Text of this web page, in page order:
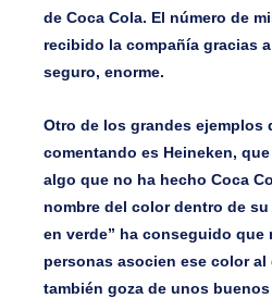
de Coca Cola. El número de
recibido la compañía gracias
seguro, enorme.
Otro de los grandes ejemplos
comentando es Heineken,
algo que no ha hecho Coca
nombre del color dentro de
en verde” ha conseguido que
personas asocien ese color al
también goza de unos